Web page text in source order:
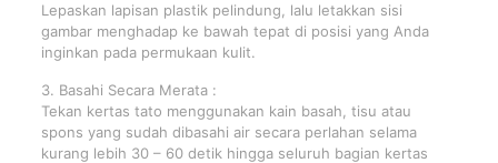
Lepaskan lapisan plastik pelindung, lalu letakkan sisi
gambar menghadap ke bawah tepat di posisi yang Anda
inginkan pada permukaan kulit.
3. Basahi Secara Merata :
Tekan kertas tato menggunakan kain basah, tisu atau
spons yang sudah dibasahi air secara perlahan selama
kurang lebih 30 – 60 detik hingga seluruh bagian kertas